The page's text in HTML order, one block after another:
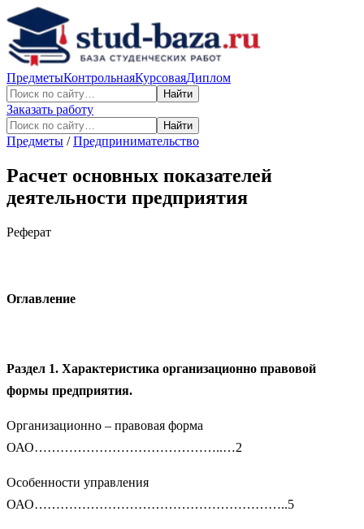
ПредметыКонтрольнаяКурсоваяДиплом
Найти
Заказать работу
Найти
Предметы /Предпринимательство
Расчет основных показателей
деятельности предприятия
Реферат
Оглавление
Раздел 1. Характеристика организационно правовой
формы предприятия.
Организационно – правовая форма
ОАО……………………………………..…2
Особенности управления
ОАО…………………………………………………..5